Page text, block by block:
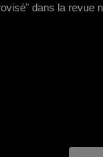
dans la revue